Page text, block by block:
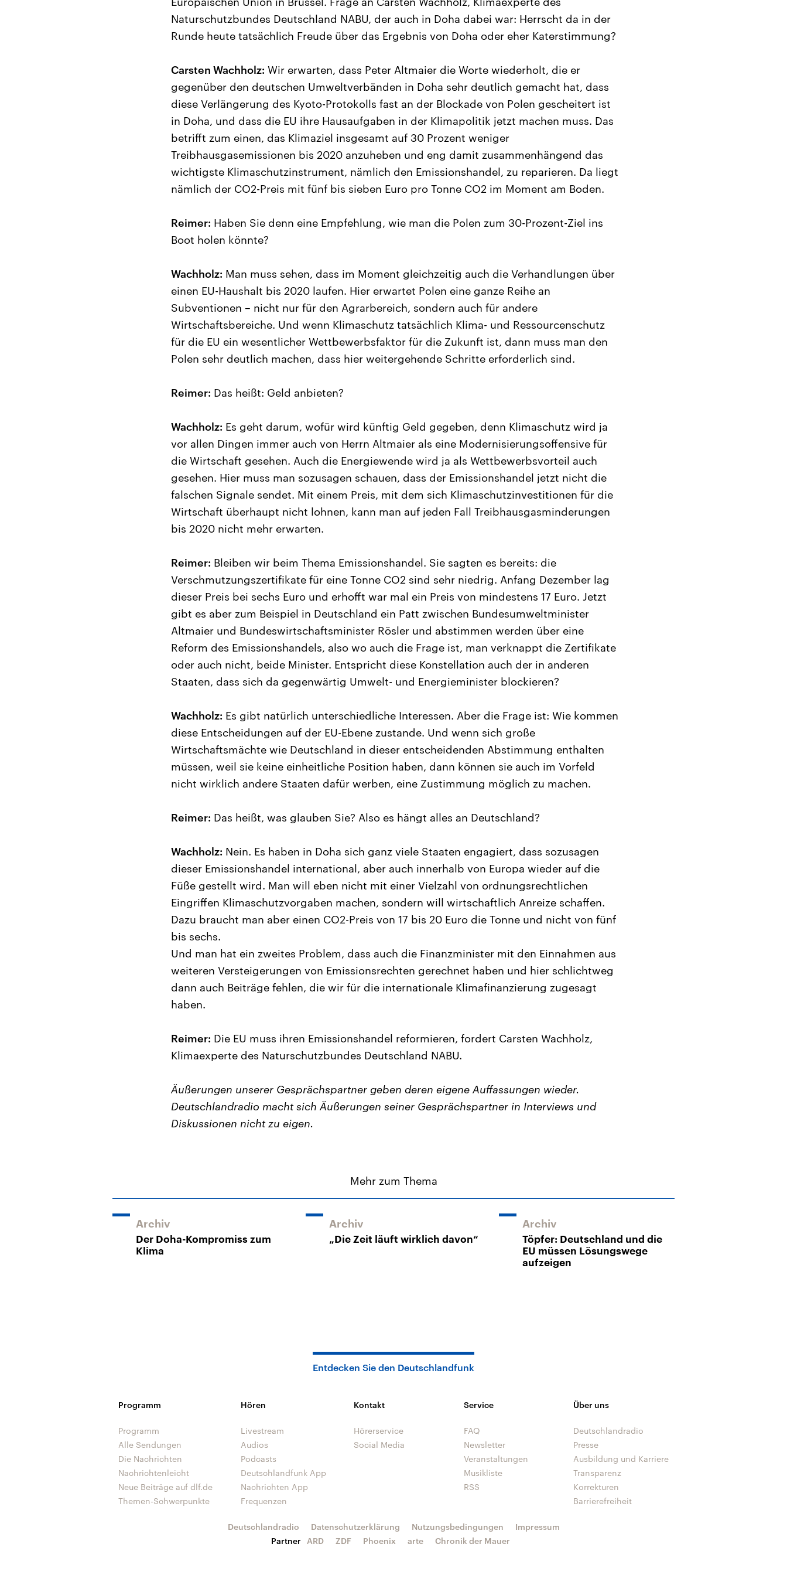
Naturschutzbundes Deutschland NABU, der auch in Doha dabei war: Herrscht da in der
Runde heute tatsächlich Freude über das Ergebnis von Doha oder eher Katerstimmung?
Carsten Wachholz: Wir erwarten, dass Peter Altmaier die Worte wiederholt, die er
gegenüber den deutschen Umweltverbänden in Doha sehr deutlich gemacht hat, dass
diese Verlängerung des Kyoto-Protokolls fast an der Blockade von Polen gescheitert ist
in Doha, und dass die EU ihre Hausaufgaben in der Klimapolitik jetzt machen muss. Das
betrifft zum einen, das Klimaziel insgesamt auf 30 Prozent weniger
Treibhausgasemissionen bis 2020 anzuheben und eng damit zusammenhängend das
wichtigste Klimaschutzinstrument, nämlich den Emissionshandel, zu reparieren. Da liegt
nämlich der CO2-Preis mit fünf bis sieben Euro pro Tonne CO2 im Moment am Boden.
Reimer: Haben Sie denn eine Empfehlung, wie man die Polen zum 30-Prozent-Ziel ins
Boot holen könnte?
Wachholz: Man muss sehen, dass im Moment gleichzeitig auch die Verhandlungen über
einen EU-Haushalt bis 2020 laufen. Hier erwartet Polen eine ganze Reihe an
Subventionen – nicht nur für den Agrarbereich, sondern auch für andere
Wirtschaftsbereiche. Und wenn Klimaschutz tatsächlich Klima- und Ressourcenschutz
für die EU ein wesentlicher Wettbewerbsfaktor für die Zukunft ist, dann muss man den
Polen sehr deutlich machen, dass hier weitergehende Schritte erforderlich sind.
Reimer: Das heißt: Geld anbieten?
Wachholz: Es geht darum, wofür wird künftig Geld gegeben, denn Klimaschutz wird ja
vor allen Dingen immer auch von Herrn Altmaier als eine Modernisierungsoffensive für
die Wirtschaft gesehen. Auch die Energiewende wird ja als Wettbewerbsvorteil auch
gesehen. Hier muss man sozusagen schauen, dass der Emissionshandel jetzt nicht die
falschen Signale sendet. Mit einem Preis, mit dem sich Klimaschutzinvestitionen für die
Wirtschaft überhaupt nicht lohnen, kann man auf jeden Fall Treibhausgasminderungen
bis 2020 nicht mehr erwarten.
Reimer: Bleiben wir beim Thema Emissionshandel. Sie sagten es bereits: die
Verschmutzungszertifikate für eine Tonne CO2 sind sehr niedrig. Anfang Dezember lag
dieser Preis bei sechs Euro und erhofft war mal ein Preis von mindestens 17 Euro. Jetzt
gibt es aber zum Beispiel in Deutschland ein Patt zwischen Bundesumweltminister
Altmaier und Bundeswirtschaftsminister Rösler und abstimmen werden über eine
Reform des Emissionshandels, also wo auch die Frage ist, man verknappt die Zertifikate
oder auch nicht, beide Minister. Entspricht diese Konstellation auch der in anderen
Staaten, dass sich da gegenwärtig Umwelt- und Energieminister blockieren?
Wachholz: Es gibt natürlich unterschiedliche Interessen. Aber die Frage ist: Wie kommen
diese Entscheidungen auf der EU-Ebene zustande. Und wenn sich große
Wirtschaftsmächte wie Deutschland in dieser entscheidenden Abstimmung enthalten
müssen, weil sie keine einheitliche Position haben, dann können sie auch im Vorfeld
nicht wirklich andere Staaten dafür werben, eine Zustimmung möglich zu machen.
Reimer: Das heißt, was glauben Sie? Also es hängt alles an Deutschland?
Wachholz: Nein. Es haben in Doha sich ganz viele Staaten engagiert, dass sozusagen
dieser Emissionshandel international, aber auch innerhalb von Europa wieder auf die
Füße gestellt wird. Man will eben nicht mit einer Vielzahl von ordnungsrechtlichen
Eingriffen Klimaschutzvorgaben machen, sondern will wirtschaftlich Anreize schaffen.
Dazu braucht man aber einen CO2-Preis von 17 bis 20 Euro die Tonne und nicht von fünf
bis sechs.
Und man hat ein zweites Problem, dass auch die Finanzminister mit den Einnahmen aus
weiteren Versteigerungen von Emissionsrechten gerechnet haben und hier schlichtweg
dann auch Beiträge fehlen, die wir für die internationale Klimafinanzierung zugesagt
haben.
Reimer: Die EU muss ihren Emissionshandel reformieren, fordert Carsten Wachholz,
Klimaexperte des Naturschutzbundes Deutschland NABU.
Äußerungen unserer Gesprächspartner geben deren eigene Auffassungen wieder.
Deutschlandradio macht sich Äußerungen seiner Gesprächspartner in Interviews und
Diskussionen nicht zu eigen.
Mehr zum Thema
Archiv
Der Doha-Kompromiss zum
Klima
Archiv
„Die Zeit läuft wirklich davon“
Archiv
Töpfer: Deutschland und die
EU müssen Lösungswege
aufzeigen
Entdecken Sie den Deutschlandfunk
Programm
Programm
Alle Sendungen
Die Nachrichten
Nachrichtenleicht
Neue Beiträge auf dlf.de
Themen-Schwerpunkte
Hören
Livestream
Audios
Podcasts
Deutschlandfunk App
Nachrichten App
Frequenzen
Kontakt
Hörerservice
Social Media
Service
FAQ
Newsletter
Veranstaltungen
Musikliste
RSS
Über uns
Deutschlandradio
Presse
Ausbildung und Karriere
Transparenz
Korrekturen
Barrierefreiheit
Deutschlandradio Datenschutzerklärung Nutzungsbedingungen
Impressum
Partner
ARD ZDF Phoenix arte Chronik der Mauer